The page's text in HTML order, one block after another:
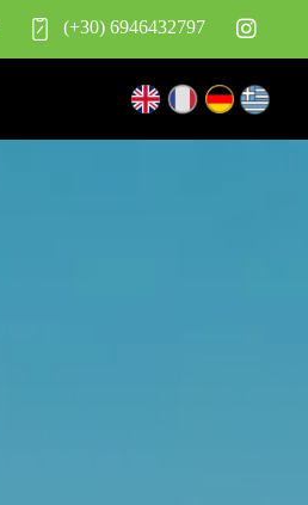
(+30) 6946432797